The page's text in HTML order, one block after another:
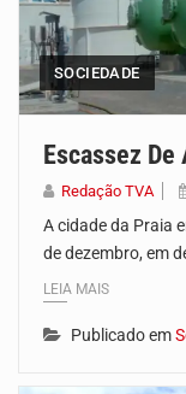
SOCIEDADE
Escassez De
Redação TVA
A cidade da Praia
de dezembro, em
LEIA MAIS
Publicado em